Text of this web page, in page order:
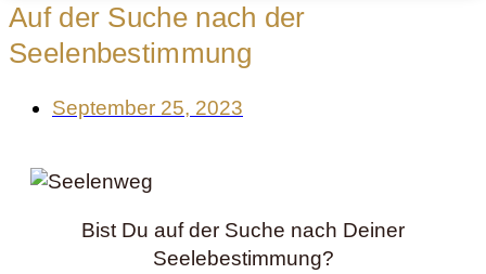
Auf der Suche nach der
Seelenbestimmung
September 25, 2023
Bist Du auf der Suche nach Deiner
Seelebestimmung?